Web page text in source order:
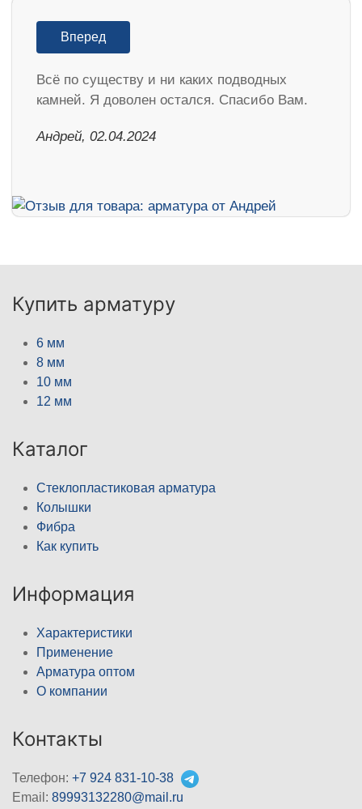
Вперед
Всё по существу и ни каких подводных
камней. Я доволен остался. Спасибо Вам.
Андрей, 02.04.2024
Купить арматуру
6 мм
8 мм
10 мм
12 мм
Каталог
Стеклопластиковая арматура
Колышки
Фибра
Как купить
Информация
Характеристики
Применение
Арматура оптом
О компании
Контакты
Телефон: +7 924 831-10-38
Email: 89993132280@mail.ru